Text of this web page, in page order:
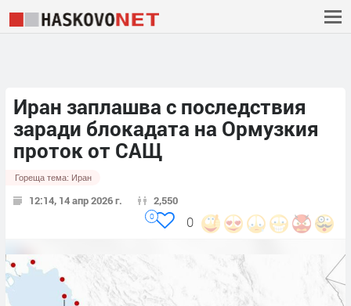
Иран заплашва с последствия
заради блокадата на Ормузкия
проток от САЩ
Гореща тема: Иран
12:14, 14 апр 2026 г. 2,550
0
0